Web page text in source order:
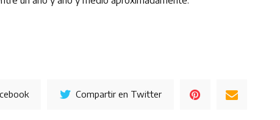
Compartir en Twitter